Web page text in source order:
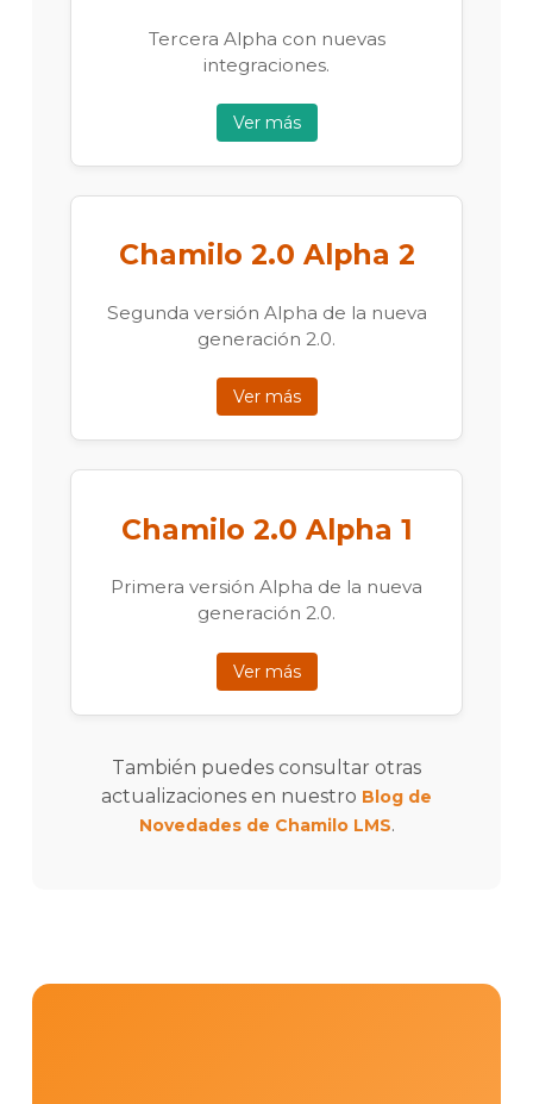
Tercera Alpha con nuevas
integraciones.
Ver más
Chamilo 2.0 Alpha 2
Segunda versión Alpha de la nueva
generación 2.0.
Ver más
Chamilo 2.0 Alpha 1
Primera versión Alpha de la nueva
generación 2.0.
Ver más
También puedes consultar otras
actualizaciones en nuestro Blog de
Novedades de Chamilo LMS.